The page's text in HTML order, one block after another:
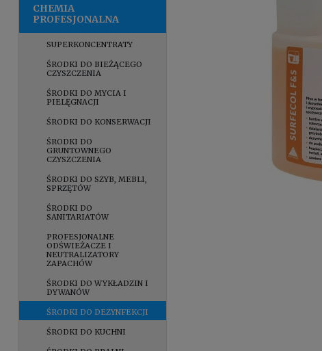
CHEMIA
PROFESJONALNA
SUPERKONCENTRATY
ŚRODKI DO BIEŻĄCEGO
CZYSZCZENIA
ŚRODKI DO MYCIA I
PIELĘGNACJI
ŚRODKI DO KONSERWACJI
ŚRODKI DO
GRUNTOWNEGO
CZYSZCZENIA
ŚRODKI DO SZYB, MEBLI,
SPRZĘTÓW
ŚRODKI DO
SANITARIATÓW
PROFESJONALNE
ODŚWIEŻACZE I
NEUTRALIZATORY
ZAPACHÓW
ŚRODKI DO WYKŁADZIN I
DYWANÓW
ŚRODKI DO DEZYNFEKCJI
ŚRODKI DO KUCHNI